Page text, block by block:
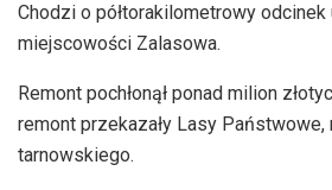
Chodzi o półtorakilometrowy
miejscowości Zalasowa.
Remont pochłonął ponad milion
remont przekazały Lasy
tarnowskiego.